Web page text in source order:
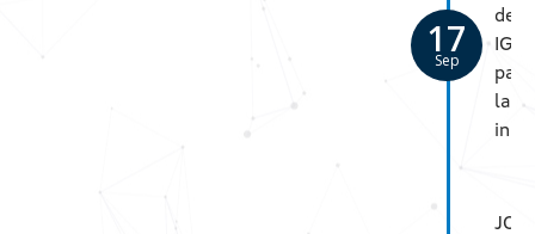
17
Sep
del
para
la